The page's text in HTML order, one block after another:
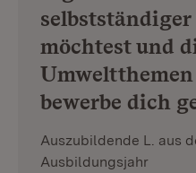
möchtest und
bewerbe dich
Auszubildende L. aus
Ausbildungsjahr